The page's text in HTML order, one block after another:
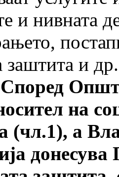
и нивната
заштита и др.
Според
на
(чл.1), а